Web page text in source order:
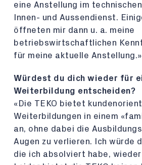
eine Anstellung im
Innen- und Aussendienst.
öffneten mir dann u. a. meine
betriebswirtschaftlichen
für meine aktuelle Anstellung.»
Würdest du dich wieder für
Weiterbildung entscheiden?
«Die TEKO bietet
Weiterbildungen in einem
an, ohne dabei die
Augen zu verlieren. Ich würde
die ich absolviert habe,